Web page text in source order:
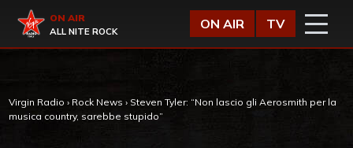
Virgin Radio
ON AIR
ALL NITE ROCK
ON AIR TV
Virgin Radio › Rock News › Steven Tyler: “Non lascio gli Aerosmith per la
musica country, sarebbe stupido”